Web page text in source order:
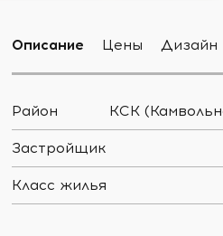
Описание Цены Дизайн
Район КСК
Застройщик
Класс жилья